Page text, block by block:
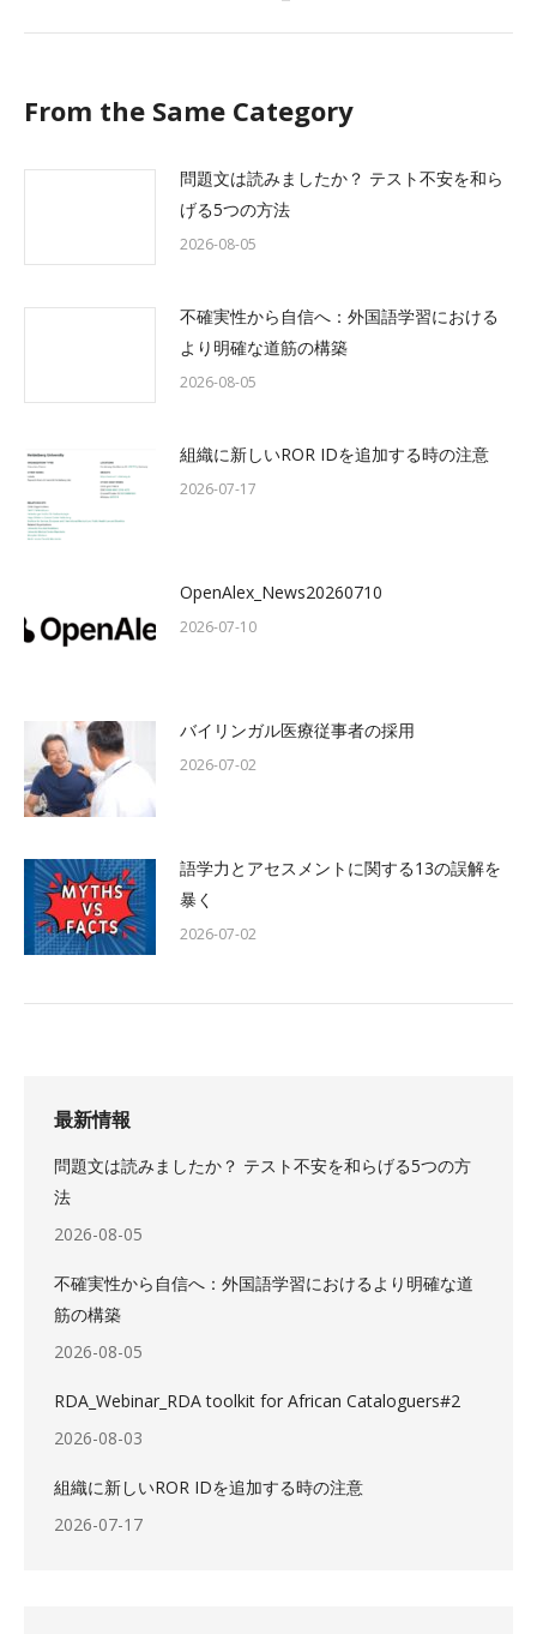
From the Same Category
問題文は読みましたか？ テスト不安を和ら
げる5つの方法
2026-08-05
不確実性から自信へ：外国語学習における
より明確な道筋の構築
2026-08-05
組織に新しいROR IDを追加する時の注意
2026-07-17
OpenAlex_News20260710
2026-07-10
バイリンガル医療従事者の採用
2026-07-02
語学力とアセスメントに関する13の誤解を
暴く
2026-07-02
最新情報
問題文は読みましたか？ テスト不安を和らげる5つの方
法
2026-08-05
不確実性から自信へ：外国語学習におけるより明確な道
筋の構築
2026-08-05
RDA_Webinar_RDA toolkit for African Cataloguers#2
2026-08-03
組織に新しいROR IDを追加する時の注意
2026-07-17